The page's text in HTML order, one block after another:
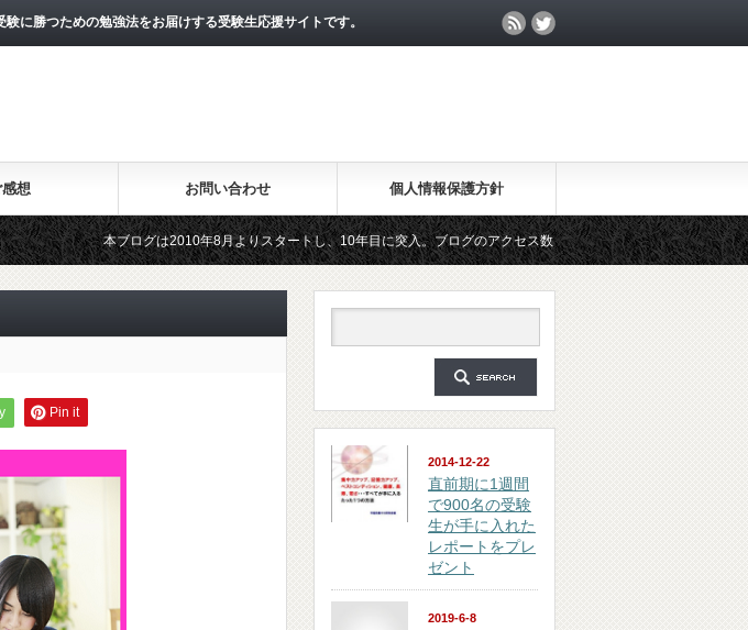
に勝つための勉強法をお届けする受験生応援サイトです。
感想 お問い合わせ 個人情報保護方針
本ブログは2010年8月よりスタートし、10年目に突入。ブログのアクセス数が月間25万PV、公開記事数が2000記事を突破
2011年3月よりスタートした無料メールマガジン「勉強の集中力が10倍アップする秘訣」は、2018年6月に総読者数が4
Pin it
2014-12-22
直前期に1週間
で900名の受験
生が手に入れた
レポートをプレ
ゼント
2019-6-8